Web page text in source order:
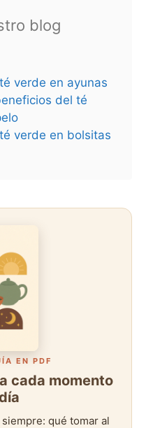
blog
verde en ayunas
del té
verde en bolsitas
EN PDF
cada momento
qué tomar al